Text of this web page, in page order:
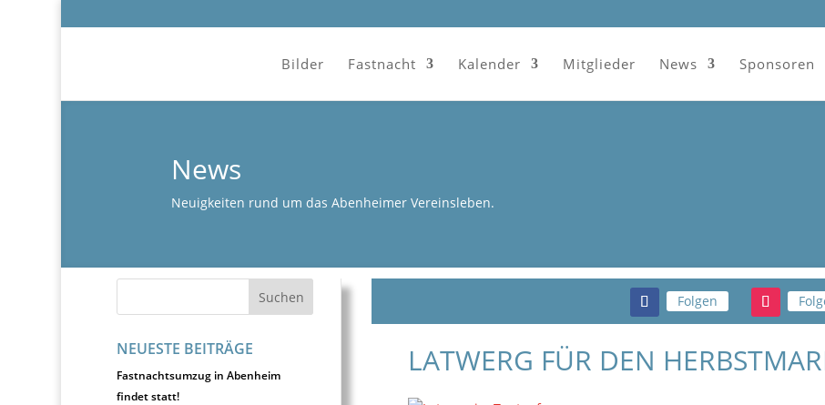
Bilder Fastnacht Kalender Mitglieder News Sponsoren
News
Neuigkeiten rund um das Abenheimer Vereinsleben.
NEUESTE BEITRÄGE
Fastnachtsumzug in Abenheim
findet statt!
Folgen
LATWERG FÜR DEN